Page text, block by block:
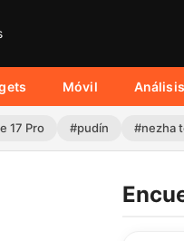
Móvil Análisis
17 Pro #pudín #nezha